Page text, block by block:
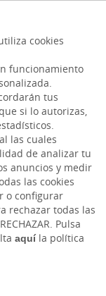
cookies
funcionamiento
tus
si lo autorizas,
las cuales
de analizar tu
anuncios y medir
las cookies
o configurar
rechazar todas las
Pulsa
aquíla política